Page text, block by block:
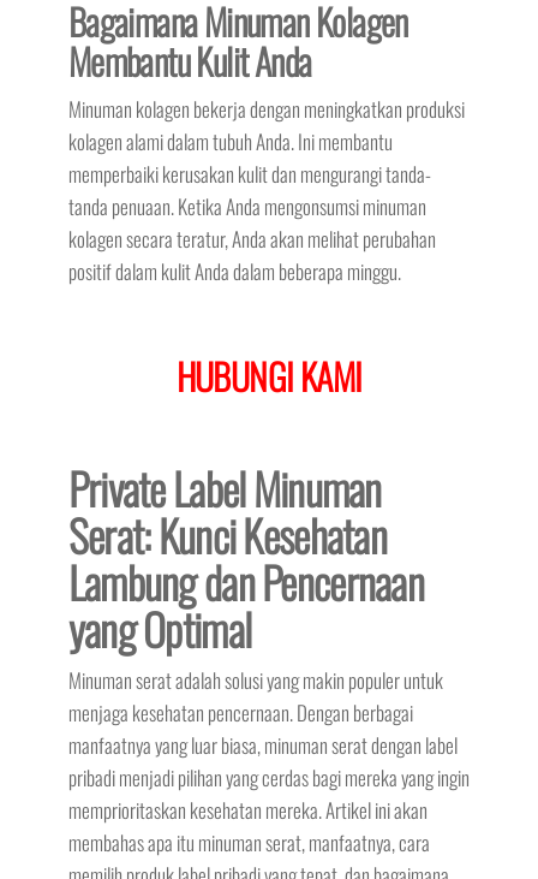
Bagaimana Minuman Kolagen
Membantu Kulit Anda
Minuman kolagen bekerja dengan meningkatkan produksi
kolagen alami dalam tubuh Anda. Ini membantu
memperbaiki kerusakan kulit dan mengurangi tanda-
tanda penuaan. Ketika Anda mengonsumsi minuman
kolagen secara teratur, Anda akan melihat perubahan
positif dalam kulit Anda dalam beberapa minggu.
HUBUNGI KAMI
Private Label Minuman
Serat: Kunci Kesehatan
Lambung dan Pencernaan
yang Optimal
Minuman serat adalah solusi yang makin populer untuk
menjaga kesehatan pencernaan. Dengan berbagai
manfaatnya yang luar biasa, minuman serat dengan label
pribadi menjadi pilihan yang cerdas bagi mereka yang ingin
memprioritaskan kesehatan mereka. Artikel ini akan
membahas apa itu minuman serat, manfaatnya, cara